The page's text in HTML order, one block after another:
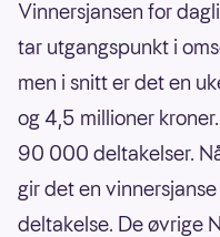
Vinnersjansen for
tar utgangspunkt i
men i snitt er det en
og 4,5 millioner
90 000 deltakelser.
gir det en
deltakelse. De øvrige